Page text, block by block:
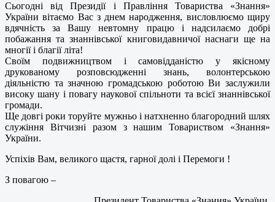
Сьогодні від Президії і Правління Товариства «Знання»
України вітаємо Вас з днем народження, висловлюємо щиру
вдячність за Вашу невтомну працю і надсилаємо добрі
побажання та знаннівської книговидавничої наснаги ще на
многії і благії літа!
Своїм подвижництвом і самовідданістю у якісному
друкованому розповсюдженні знань, волонтерською
діяльністю та значною громадською роботою Ви заслужили
високу шану і повагу наукової спільноти та всієї знаннівської
громади.
Ще довгі роки торуйте мужньо і натхненно благородний шлях
служіння Вітчизні разом з нашим Товариством «Знання»
України.
Успіхів Вам, великого щастя, гарної долі і Перемоги !
З повагою –